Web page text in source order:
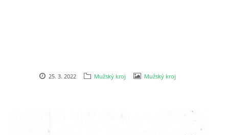
25. 3. 2022 Mužský kroj Mužský kroj